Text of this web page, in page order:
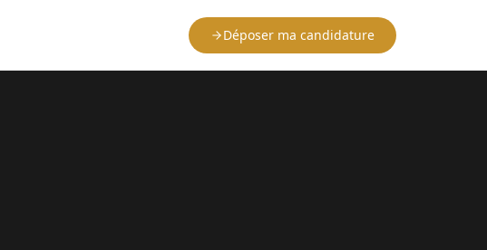
Déposer ma candidature